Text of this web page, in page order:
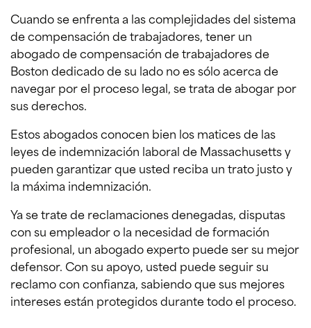
Cuando se enfrenta a las complejidades del sistema
de compensación de trabajadores, tener un
abogado de compensación de trabajadores de
Boston dedicado de su lado no es sólo acerca de
navegar por el proceso legal, se trata de abogar por
sus derechos.
Estos abogados conocen bien los matices de las
leyes de indemnización laboral de Massachusetts y
pueden garantizar que usted reciba un trato justo y
la máxima indemnización.
Ya se trate de reclamaciones denegadas, disputas
con su empleador o la necesidad de formación
profesional, un abogado experto puede ser su mejor
defensor. Con su apoyo, usted puede seguir su
reclamo con confianza, sabiendo que sus mejores
intereses están protegidos durante todo el proceso.